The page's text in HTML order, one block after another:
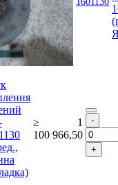
≥
100
1
966,50